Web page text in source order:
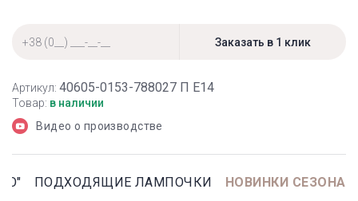
Артикул: 40605-0153-788027 П Е14
Товар: в наличии
Видео о производстве
ПОДХОДЯЩИЕ ЛАМПОЧКИ НОВИНКИ СЕЗОНА